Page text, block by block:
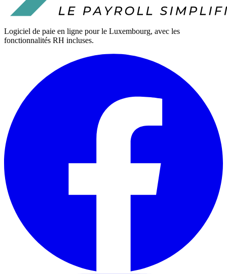
Logiciel de paie en ligne pour le Luxembourg, avec les
fonctionnalités RH incluses.